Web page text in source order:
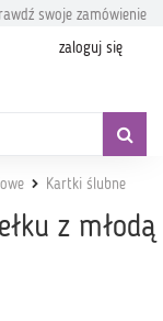
swoje zamówienie
zaloguj się
Kartki ślubne
z młodą